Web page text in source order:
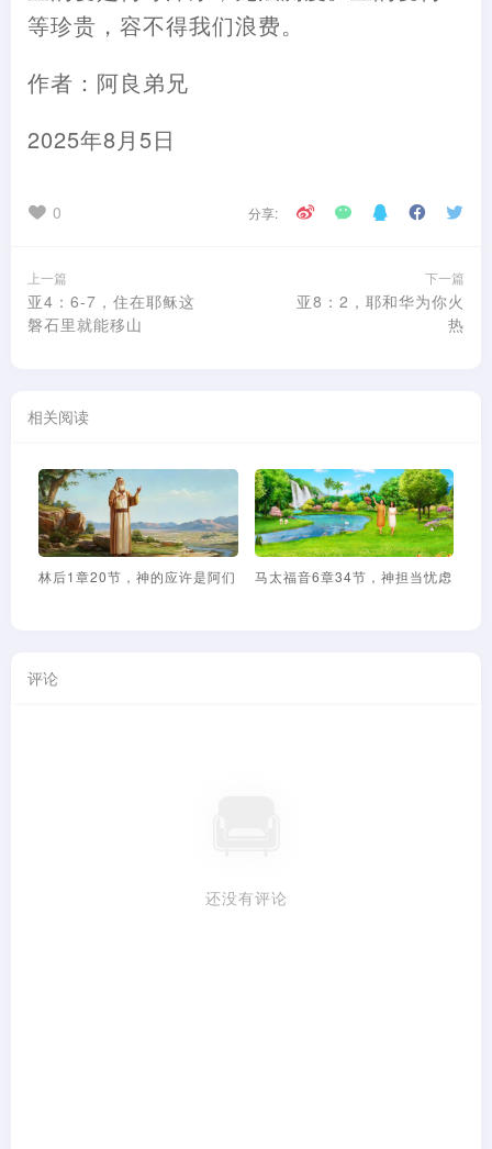
等珍贵，容不得我们浪费。
作者：阿良弟兄
2025年8月5日
0 分享:
上一篇
亚4：6-7，住在耶稣这
磐石里就能移山
下一篇
亚8：2，耶和华为你火
热
相关阅读
节，神的应许是阿们 马太福音6章34节，神担当忧虑 路加福音2章52节
评论
还没有评论